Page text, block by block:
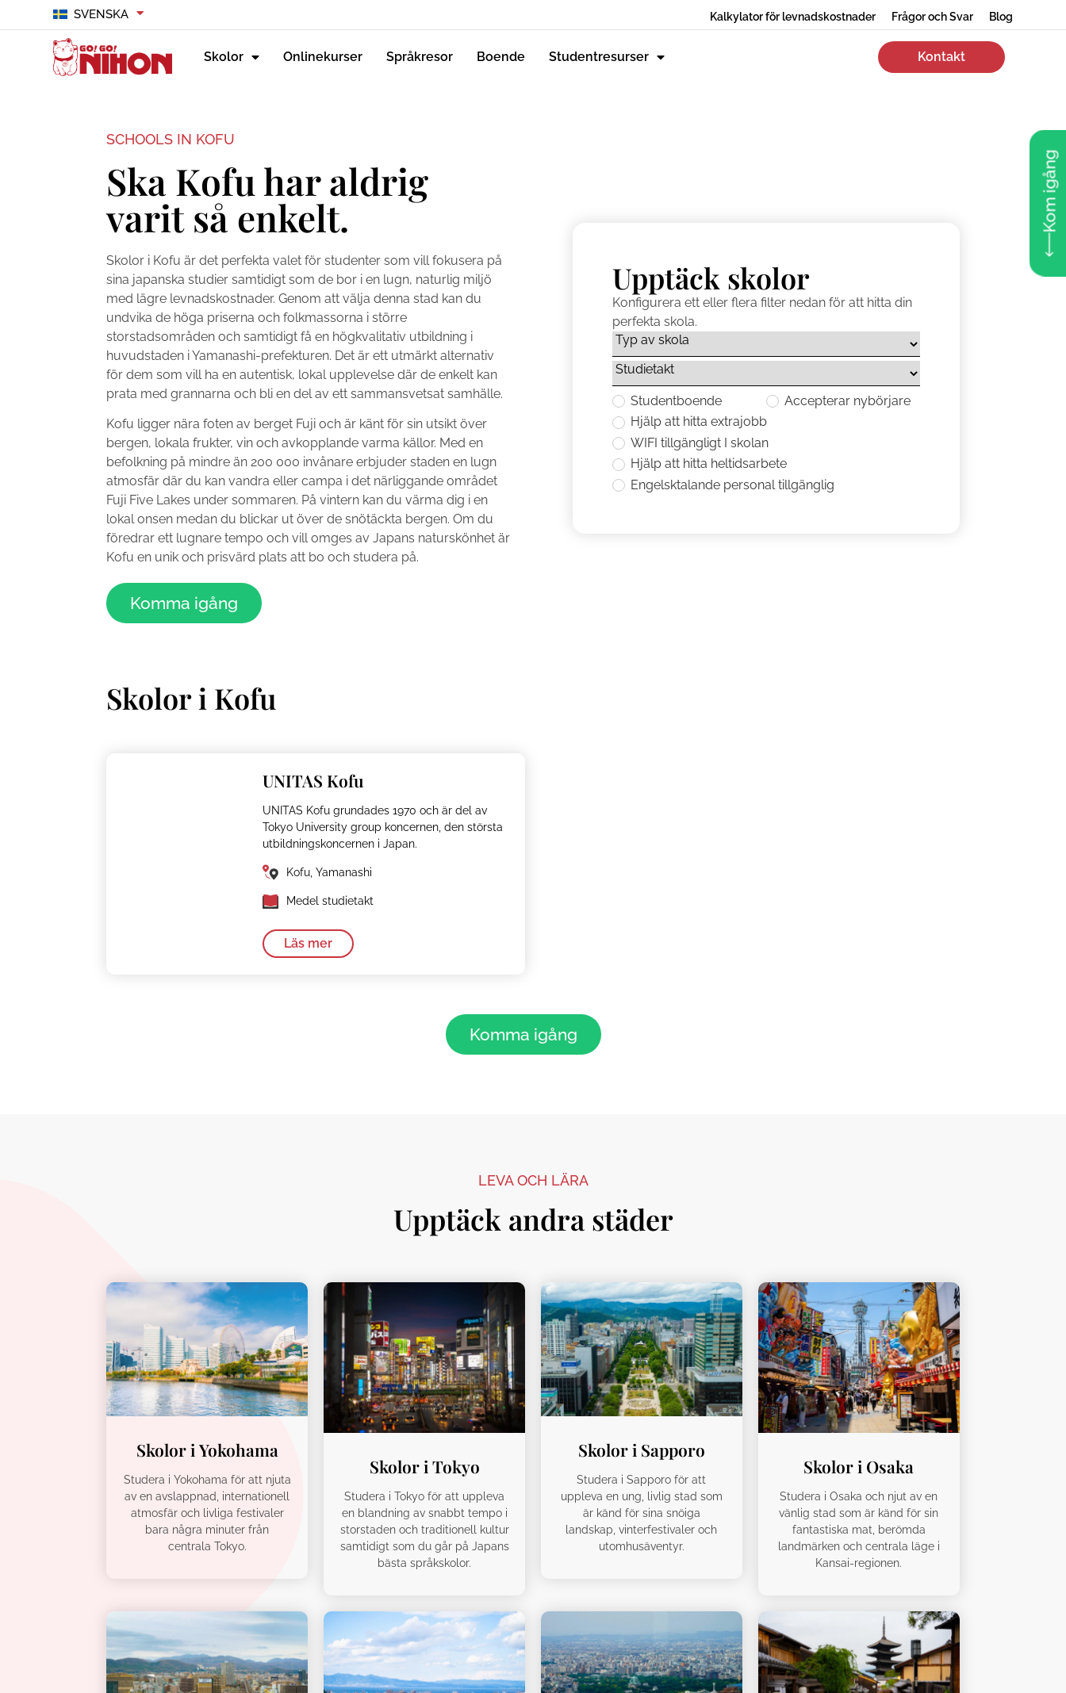
SVENSKA Kalkylator för levnadskostnader Frågor och Svar Blog
Skolor Onlinekurser Språkresor Boende Studentresurser Kontakt
Kom igång
SCHOOLS IN KOFU
Ska Kofu har aldrig
varit så enkelt.
Skolor i Kofu är det perfekta valet för studenter som vill fokusera på
sina japanska studier samtidigt som de bor i en lugn, naturlig miljö
med lägre levnadskostnader. Genom att välja denna stad kan du
undvika de höga priserna och folkmassorna i större
storstadsområden och samtidigt få en högkvalitativ utbildning i
huvudstaden i Yamanashi-prefekturen. Det är ett utmärkt alternativ
för dem som vill ha en autentisk, lokal upplevelse där de enkelt kan
prata med grannarna och bli en del av ett sammansvetsat samhälle.
Kofu ligger nära foten av berget Fuji och är känt för sin utsikt över
bergen, lokala frukter, vin och avkopplande varma källor. Med en
befolkning på mindre än 200 000 invånare erbjuder staden en lugn
atmosfär där du kan vandra eller campa i det närliggande området
Fuji Five Lakes under sommaren. På vintern kan du värma dig i en
lokal onsen medan du blickar ut över de snötäckta bergen. Om du
föredrar ett lugnare tempo och vill omges av Japans naturskönhet är
Kofu en unik och prisvärd plats att bo och studera på.
Komma igång
Upptäck skolor
Konfigurera ett eller flera filter nedan för att hitta din
perfekta skola.
Studentboende
Accepterar nybörjare
Hjälp att hitta extrajobb
WIFI tillgängligt I skolan
Hjälp att hitta heltidsarbete
Engelsktalande personal tillgänglig
Skolor i Kofu
UNITAS Kofu
UNITAS Kofu grundades 1970 och är del av
Tokyo University group koncernen, den största
utbildningskoncernen i Japan.
Kofu, Yamanashi
Medel studietakt
Läs mer
Komma igång
LEVA OCH LÄRA
Upptäck andra städer
Skolor i Yokohama
Studera i Yokohama för att njuta
av en avslappnad, internationell
atmosfär och livliga festivaler
bara några minuter från
centrala Tokyo.
Skolor i Tokyo
Studera i Tokyo för att uppleva
en blandning av snabbt tempo i
storstaden och traditionell kultur
samtidigt som du går på Japans
bästa språkskolor.
Skolor i Sapporo
Studera i Sapporo för att
uppleva en ung, livlig stad som
är känd för sina snöiga
landskap, vinterfestivaler och
utomhusäventyr.
Skolor i Osaka
Studera i Osaka och njut av en
vänlig stad som är känd för sin
fantastiska mat, berömda
landmärken och centrala läge i
Kansai-regionen.